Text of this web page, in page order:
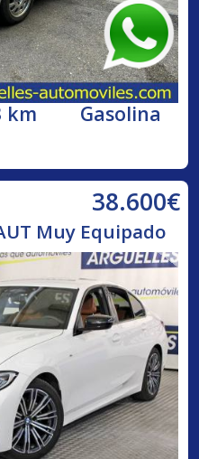
km Gasolina
38.600€
Muy Equipado